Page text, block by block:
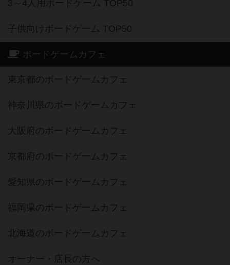
3～4人用ボードゲーム TOP50
子供向けボードゲーム TOP50
ボードゲームカフェ
東京都のボードゲームカフェ
神奈川県のボードゲームカフェ
大阪府のボードゲームカフェ
京都府のボードゲームカフェ
愛知県のボードゲームカフェ
福岡県のボードゲームカフェ
北海道のボードゲームカフェ
オーナー・店長の方へ